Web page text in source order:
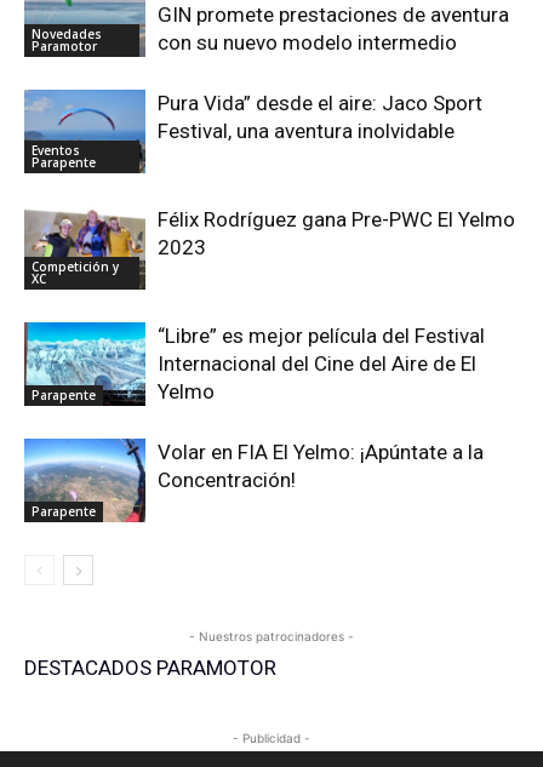
Novedades
Paramotor
GIN promete prestaciones de aventura
con su nuevo modelo intermedio
Eventos
Parapente
Pura Vida” desde el aire: Jaco Sport
Festival, una aventura inolvidable
Competición y
XC
Félix Rodríguez gana Pre-PWC El Yelmo
2023
Parapente
“Libre” es mejor película del Festival
Internacional del Cine del Aire de El
Yelmo
Parapente
Volar en FIA El Yelmo: ¡Apúntate a la
Concentración!
- Nuestros patrocinadores -
DESTACADOS PARAMOTOR
- Publicidad -